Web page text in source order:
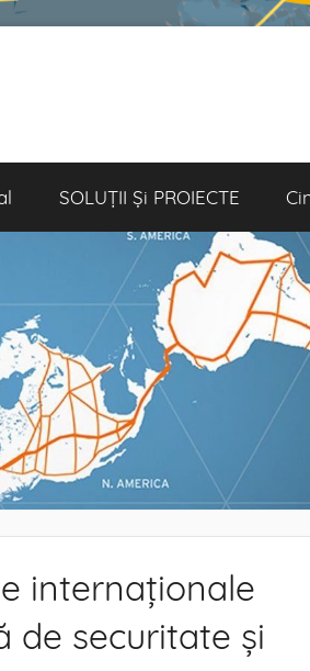
SOLUȚII Și PROIECTE
internaționale
de securitate și